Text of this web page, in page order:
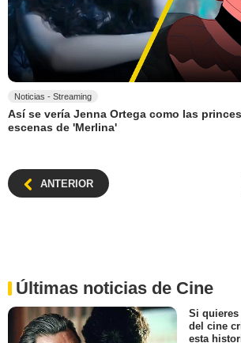
Noticias - Streaming
Así se vería Jenna Ortega como las
escenas de 'Merlina'
ANTERIOR
Últimas noticias de Cine
Si
del cine
esta